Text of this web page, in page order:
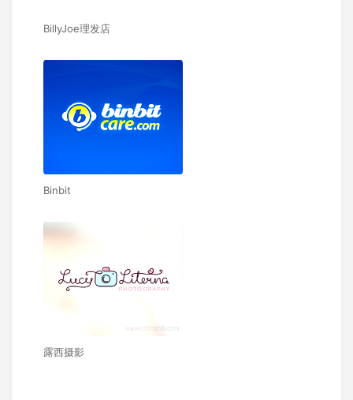
BillyJoe理发店
Binbit
露西摄影